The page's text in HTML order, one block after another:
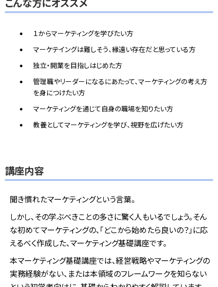
１からマーケティングを学びたい方
マーケテイングは難しそう、縁遠い存在だと思っている方
独立・開業を目指しはじめた方
管理職やリーダーになるにあたって、マーケティングの考え方
を身につけたい方
マーケティングを通じて自身の職場を知りたい方
教養としてマーケティングを学び、視野を広げたい方
講座内容
聞き慣れたマーケティングという言葉。
しかし、その学ぶべきことの多さに驚く人もいるでしょう。そん
な初めてマーケティングの、「どこから始めたら良いの？」に応
えるべく作成した、マーケティング基礎講座です。
本マーケティング基礎講座では、経営戦略やマーケティングの
実務経験がない、または本領域のフレームワークを知らない